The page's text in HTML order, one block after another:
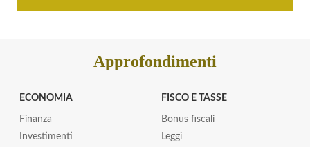
Approfondimenti
ECONOMIA
Finanza
Investimenti
FISCO E TASSE
Bonus fiscali
Leggi